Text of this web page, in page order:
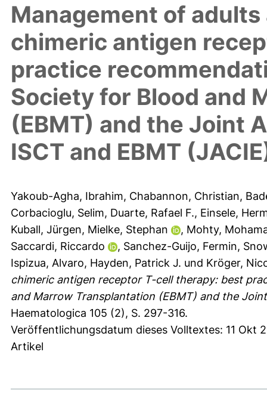
Management of
chimeric antigen
practice
Society for Blood and
(EBMT) and the Joint
ISCT and EBMT
Yakoub-Agha, Ibrahim, Chabannon, Christian,
Corbacioglu, Selim, Duarte, Rafael F., Einsele,
Kuball, Jürgen, Mielke, Stephan , Mohty,
Saccardi, Riccardo
, Sanchez-Guijo, Fermin,
Ispizua, Alvaro, Hayden, Patrick J. und Kröger,
chimeric antigen receptor T-cell therapy: best
and Marrow Transplantation (EBMT) and the
Haematologica 105 (2), S. 297-316.
Veröffentlichungsdatum dieses Volltextes: 11 Okt
Artikel